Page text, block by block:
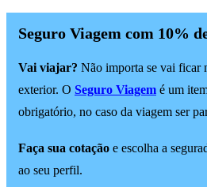
Seguro Viagem com 10%
Vai viajar? Não importa se vai ficar
exterior. O Seguro Viagem é um
obrigatório, no caso da viagem ser
Faça sua cotação e escolha a
ao seu perfil.